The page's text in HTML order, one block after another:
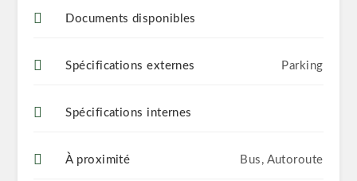
Documents disponibles
Spécifications externes Parking
Spécifications internes
À proximité Bus, Autoroute